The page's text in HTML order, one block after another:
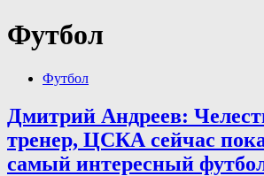
Футбол
Футбол
Дмитрий Андреев:
тренер, ЦСКА сейчас
самый интересный